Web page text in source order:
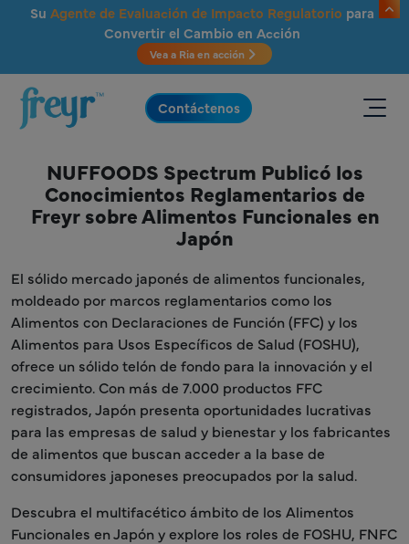
Saltar al contenido principal
Su Agente de Evaluación de Impacto Regulatorio para
Convertir el Cambio en Acción
Vea a Ria en acción
.
Contáctenos
NUFFOODS Spectrum Publicó los
Conocimientos Reglamentarios de
Freyr sobre Alimentos Funcionales en
Japón
El sólido mercado japonés de alimentos funcionales,
moldeado por marcos reglamentarios como los
Alimentos con Declaraciones de Función (FFC) y los
Alimentos para Usos Específicos de Salud (FOSHU),
ofrece un sólido telón de fondo para la innovación y el
crecimiento. Con más de 7.000 productos FFC
registrados, Japón presenta oportunidades lucrativas
para las empresas de salud y bienestar y los fabricantes
de alimentos que buscan acceder a la base de
consumidores japoneses preocupados por la salud.
Descubra el multifacético ámbito de los Alimentos
Funcionales en Japón y explore los roles de FOSHU, FNFC